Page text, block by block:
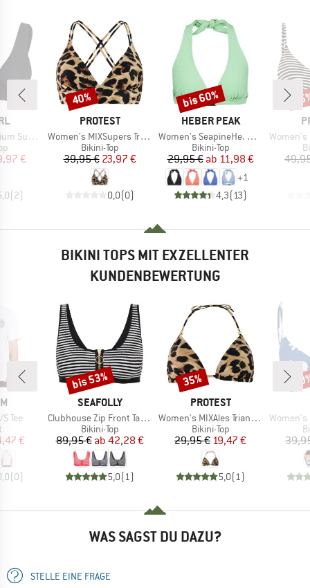
Deep V
Preis
€
(2)
MARKE
PROTEST
Artikel
Women's MIXSupers Triangle Bikini Top
Produktgruppe
Bikini-Top
Preis
39,95 €reduzierter Preis
23,97 €
0,0(0)
Rabatt
40%
MARKE
HEBER PEAK
Artikel
Women's SeapineHe. Bikini Triangle Top
Produktgruppe
Bikini-Top
Preis
29,95 € reduzierter Preis
ab 11,98 €
+1
4,3(13)
Rabatt
bis 60%
Artikel
Women's
BIKINI TOPS MIT EXZELLENTER
KUNDENBEWERTUNG
Tee
Preis
€
(0)
MARKE
SEAFOLLY
Artikel
Clubhouse Zip Front Tank Top
Produktgruppe
Bikini-Top
Preis
89,95 € reduzierter Preis
ab 42,28 €
5,0(1)
Rabatt
bis 53%
MARKE
PROTEST
Artikel
Women's MIXAles Triangle Bikini Top
Produktgruppe
Bikini-Top
Preis
29,95 €reduzierter Preis
19,47 €
5,0(1)
Rabatt
35%
Artikel
Women's PT
WAS SAGST DU DAZU?
STELLE EINE FRAGE